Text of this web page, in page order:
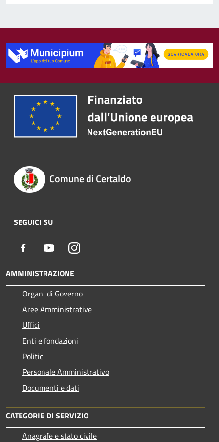
Comune di Certaldo
SEGUICI SU
Facebook YoutubeInstagram
AMMINISTRAZIONE
Organi di Governo
Aree Amministrative
Uffici
Enti e fondazioni
Politici
Personale Amministrativo
Documenti e dati
CATEGORIE DI SERVIZIO
Anagrafe e stato civile